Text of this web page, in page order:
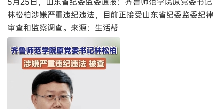
林松柏涉嫌严重违纪违法，目前正接受山东省纪委监委纪律
审查和监察调查。来源：生活帮